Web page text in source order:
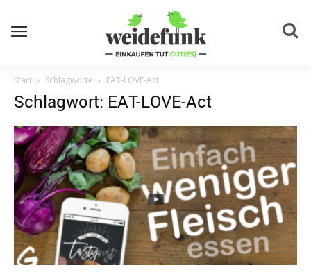
Start Schlagworte EAT-LOVE-Act
Schlagwort: EAT-LOVE-Act